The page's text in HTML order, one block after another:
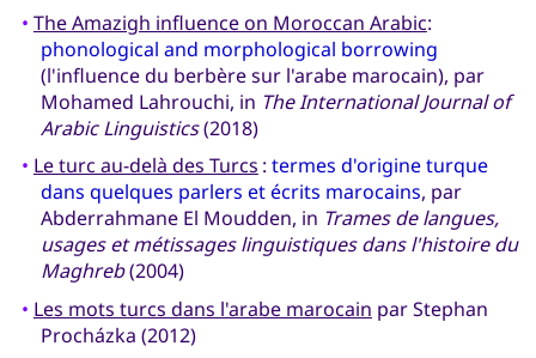
• The Amazigh influence on Moroccan Arabic:
phonological and morphological borrowing
(l'influence du berbère sur l'arabe marocain), par
Mohamed Lahrouchi, in The International Journal of
Arabic Linguistics(2018)
• Le turc au-delà des Turcs : termes d'origine turque
dans quelques parlers et écrits marocains, par
Abderrahmane El Moudden, in Trames de langues,
usages et métissages linguistiques dans l'histoire du
Maghreb(2004)
• Les mots turcs dans l'arabe marocain par Stephan
Procházka (2012)